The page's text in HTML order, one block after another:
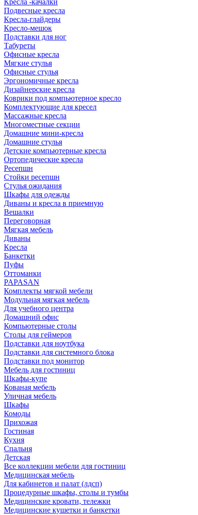
Кресла -качалки
Подвесные кресла
Кресла-глайдеры
Кресло-мешок
Подставки для ног
Табуреты
Офисные кресла
Мягкие стулья
Офисные стулья
Эргономичные кресла
Дизайнерские кресла
Коврики под компьютерное кресло
Комплектующие для кресел
Массажные кресла
Многоместные секции
Домашние мини-кресла
Домашние стулья
Детские компьютерные кресла
Ортопедические кресла
Ресепшн
Стойки ресепшн
Стулья ожидания
Шкафы для одежды
Диваны и кресла в приемную
Вешалки
Переговорная
Мягкая мебель
Диваны
Кресла
Банкетки
Пуфы
Оттоманки
PAPASAN
Комплекты мягкой мебели
Модульная мягкая мебель
Для учебного центра
Домашний офис
Компьютерные столы
Столы для геймеров
Подставки для ноутбука
Подставки для системного блока
Подставки под монитор
Мебель для гостиниц
Шкафы-купе
Кованая мебель
Уличная мебель
Шкафы
Комоды
Прихожая
Гостиная
Кухня
Спальня
Детская
Все коллекции мебели для гостиниц
Медицинская мебель
Для кабинетов и палат (лдсп)
Процедурные шкафы, столы и тумбы
Медицинские кровати, тележки
Медицинские кушетки и банкетки